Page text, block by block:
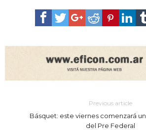
Previous article
Básquet: este viernes comenzará
del Pre Federal